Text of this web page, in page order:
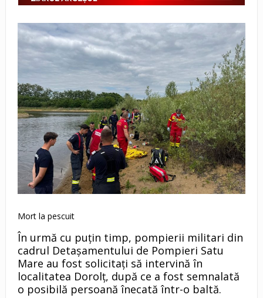
Mort la pescuit
În urmă cu puțin timp, pompierii militari din
cadrul Detașamentului de Pompieri Satu
Mare au fost solicitați să intervină în
localitatea Dorolț, după ce a fost semnalată
o posibilă persoană înecată într-o baltă.